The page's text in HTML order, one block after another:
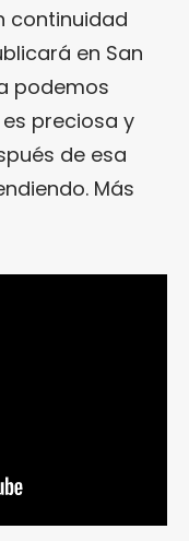
continuidad
en San
podemos
es preciosa y
de esa
Más